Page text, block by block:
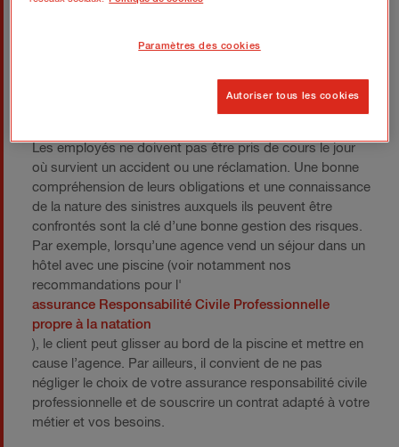
avoir de lourdes conséquences. La formation complète
Les employés ne doivent pas être pris de cours le jour
où survient un accident ou une réclamation. Une bonne
compréhension de leurs obligations et une connaissance
de la nature des sinistres auxquels ils peuvent être
confrontés sont la clé d’une bonne gestion des risques.
Par exemple, lorsqu’une agence vend un séjour dans un
hôtel avec une piscine (voir notamment nos
recommandations pour l'
assurance Responsabilité Civile Professionnelle
propre à la natation
), le client peut glisser au bord de la piscine et mettre en
cause l’agence. Par ailleurs, il convient de ne pas
négliger le choix de votre assurance responsabilité civile
professionnelle et de souscrire un contrat adapté à votre
métier et vos besoins.
Paramètres des cookies
Autoriser tous les cookies